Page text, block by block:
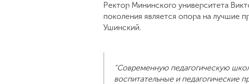
Ректор Мининского университета
поколения является опора на лучшие
Ушинский.
“Современную педагогическую
воспитательные и педагогические